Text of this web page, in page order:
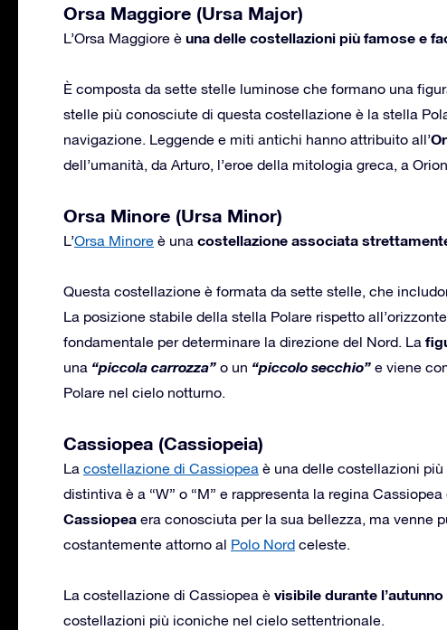
Orsa Maggiore (Ursa Major)
L’Orsa Maggiore è una delle costellazioni più famose e
È composta da sette stelle luminose che formano una
stelle più conosciute di questa costellazione è la stella
navigazione. Leggende e miti antichi hanno attribuito all’
dell’umanità, da Arturo, l’eroe della mitologia greca, a
Orsa Minore (Ursa Minor)
L’Orsa Minore è una costellazione associata
Questa costellazione è formata da sette stelle, che
La posizione stabile della stella Polare rispetto
fondamentale per determinare la direzione del Nord. La
una “piccola carrozza” o un “piccolo secchio” e viene
Polare nel cielo notturno.
Cassiopea (Cassiopeia)
La costellazione di Cassiopea è una delle costellazioni
distintiva è a “W” o “M” e rappresenta la regina
Cassiopea era conosciuta per la sua bellezza, ma venne
costantemente attorno al Polo Nord celeste.
La costellazione di Cassiopea è visibile durante
costellazioni più iconiche nel cielo settentrionale.